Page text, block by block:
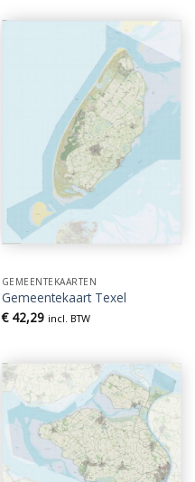
GEMEENTEKAARTEN
Gemeentekaart Texel
€42,29 incl. BTW